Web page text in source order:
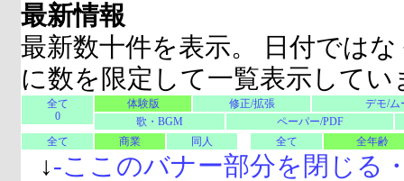
最新情報
最新数十件を表示。 日付では
に数を限定して一覧表示してい
全て
0
体験版 修正/拡張
デモ/ム
歌・BGM
ペーパー/PDF
全て
商業 同人 全て 全年齢
↓-ここのバナー部分を閉じる